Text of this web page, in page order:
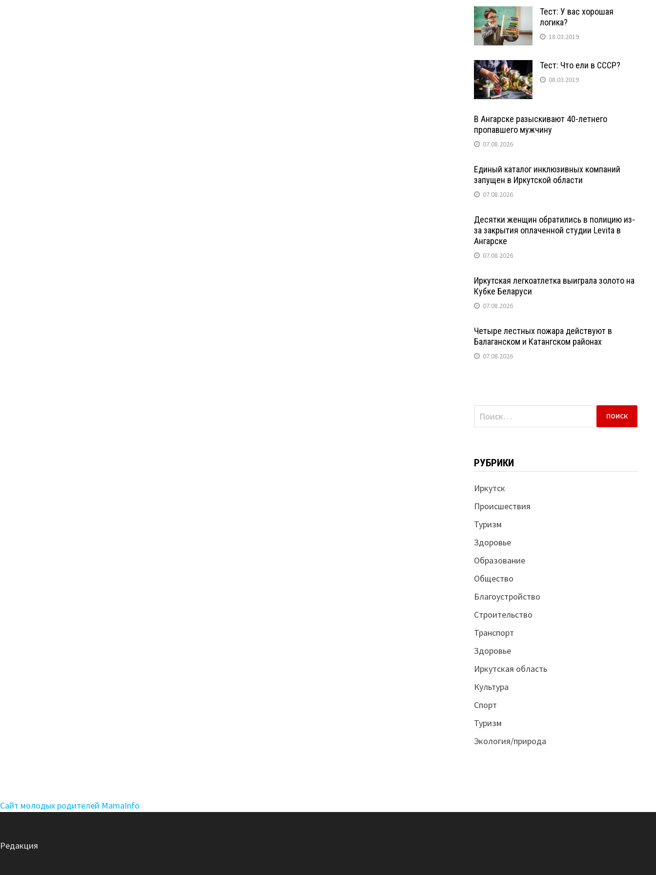
Тест: У вас хорошая
логика?
18.03.2019
Тест: Что ели в СССР?
08.03.2019
В Ангарске разыскивают 40-летнего
пропавшего мужчину
07.08.2026
Единый каталог инклюзивных компаний
запущен в Иркутской области
07.08.2026
Десятки женщин обратились в полицию из-
за закрытия оплаченной студии Levita в
Ангарске
07.08.2026
Иркутская легкоатлетка выиграла золото на
Кубке Беларуси
07.08.2026
Четыре лестных пожара действуют в
Балаганском и Катангском районах
07.08.2026
Найти:
РУБРИКИ
Иркутск
Происшествия
Туризм
Здоровье
Образование
Общество
Благоустройство
Строительство
Транспорт
Здоровье
Иркутская область
Культура
Спорт
Туризм
Экология/природа
Сайт молодых родителей MamaInfo
Редакция